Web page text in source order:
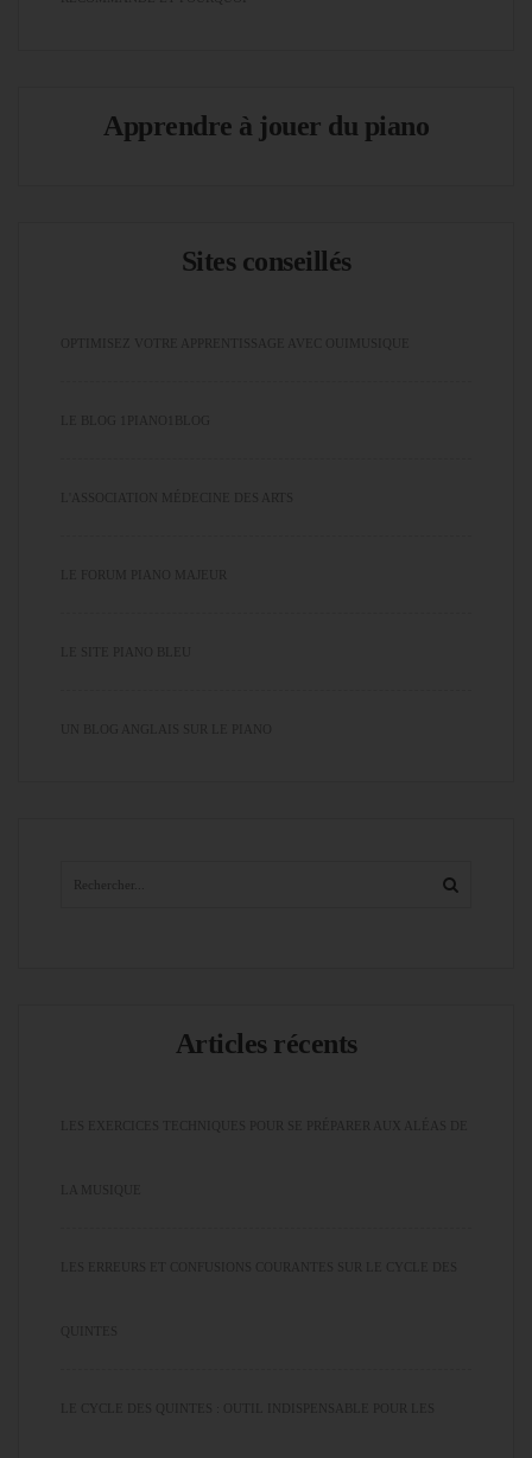
Apprendre à jouer du piano
Sites conseillés
OPTIMISEZ VOTRE APPRENTISSAGE AVEC OUIMUSIQUE
L'ASSOCIATION MÉDECINE DES ARTS
LE FORUM PIANO MAJEUR
LE SITE PIANO BLEU
UN BLOG ANGLAIS SUR LE PIANO
Articles récents
LES EXERCICES TECHNIQUES POUR SE PRÉPARER AUX ALÉAS DE
LA MUSIQUE
LES ERREURS ET CONFUSIONS COURANTES SUR LE CYCLE DES
QUINTES
LE CYCLE DES QUINTES : OUTIL INDISPENSABLE POUR LES